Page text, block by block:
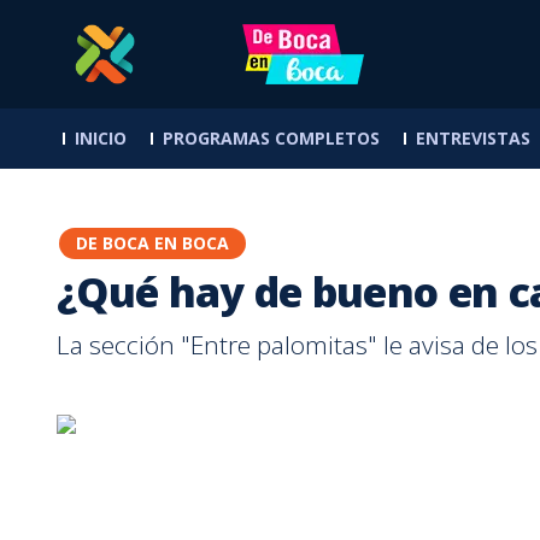
INICIO PROGRAMAS COMPLETOS ENTREVISTAS
DE BOCA EN BOCA
¿Qué hay de bueno en
La sección "Entre palomitas" le avisa de